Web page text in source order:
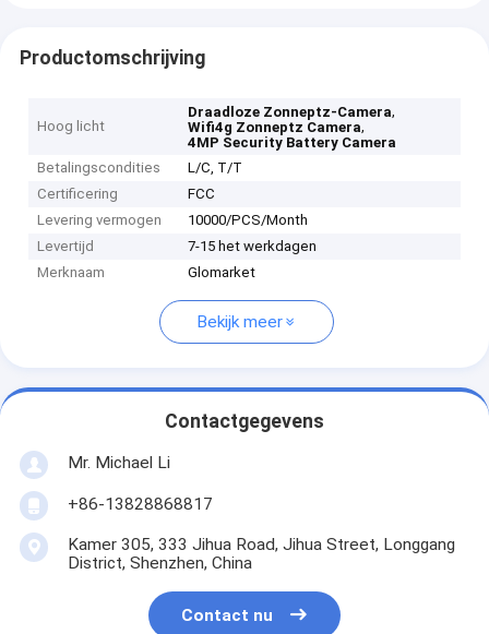
Productomschrijving
Hoog licht
Draadloze Zonneptz-Camera,
Wifi4g Zonneptz Camera,
4MP Security Battery Camera
Betalingscondities
L/C, T/T
Certificering
FCC
Levering vermogen
10000/PCS/Month
Levertijd
7-15 het werkdagen
Merknaam
Glomarket
Bekijk meer
Contactgegevens
Mr. Michael Li
+86-13828868817
Kamer 305, 333 Jihua Road, Jihua Street, Longgang
District, Shenzhen, China
Contact nu